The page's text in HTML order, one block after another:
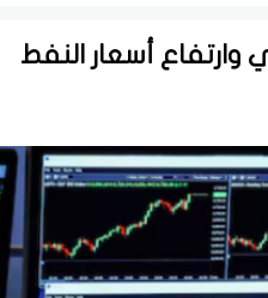
أسعار النفط